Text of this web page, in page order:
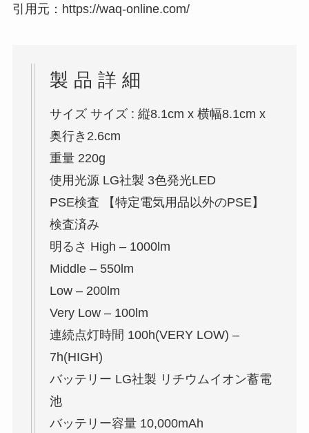
引用元：https://waq-online.com/
製 品 詳 細
サイズ サイズ : 縦8.1cm x 横幅8.1cm x
奥行き2.6cm
重量 220g
使用光源 LG社製 3色発光LED
PSE検査 【特定電気用品以外のPSE】
検査済み
明るさ High – 1000lm
Middle – 550lm
Low – 200lm
Very Low – 100lm
連続点灯時間 100h(VERY LOW) –
7h(HIGH)
バッテリー LG社製 リチウムイオン蓄電
池
バッテリー容量 10,000mAh